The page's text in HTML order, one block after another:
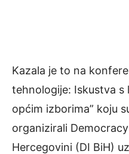
Kazala je to na
tehnologije: Iskustva s
općim izborima” koju
organizirali
Hercegovini (DI BiH)